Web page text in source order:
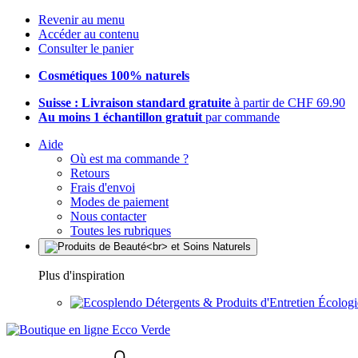
Revenir au menu
Accéder au contenu
Consulter le panier
Cosmétiques 100% naturels
Suisse : Livraison standard gratuite à partir de CHF 69.90
Au moins 1 échantillon gratuit par commande
Aide
Où est ma commande ?
Retours
Frais d'envoi
Modes de paiement
Nous contacter
Toutes les rubriques
Plus d'inspiration
Détergents & Produits d'Entretien